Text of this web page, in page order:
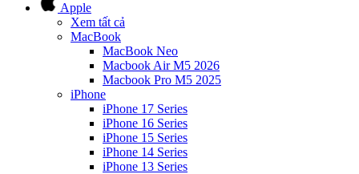
Apple
Xem tất cả
MacBook
MacBook Neo
Macbook Air M5 2026
Macbook Pro M5 2025
iPhone
iPhone 17 Series
iPhone 16 Series
iPhone 15 Series
iPhone 14 Series
iPhone 13 Series